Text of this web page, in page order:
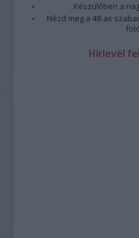
Készülőben a
Nézd meg a 48-as
Hírlevél